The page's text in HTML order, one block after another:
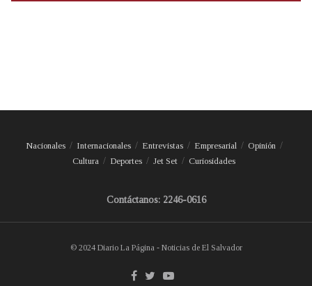
Nacionales Internacionales Entrevistas Empresarial
Opinión
Cultura
Deportes Jet Set Curiosidades
Contáctanos: 2246-0616
© 2024 Diario La Página - Noticias de El Salvador